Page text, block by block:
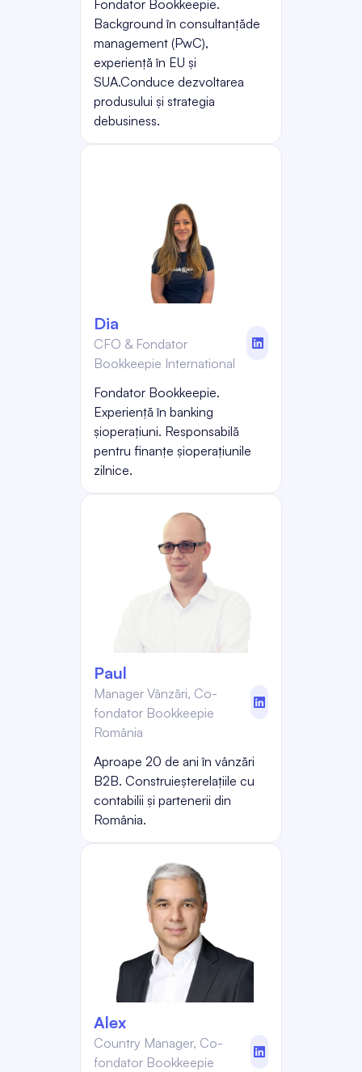
Fondator Bookkeepie.
Background în consultanțăde
management (PwC),
experiență în EU și
SUA.Conduce dezvoltarea
produsului și strategia
debusiness.
Dia
CFO & Fondator
Bookkeepie International
linkedin
Fondator Bookkeepie.
Experiență în banking
șioperațiuni. Responsabilă
pentru finanțe șioperațiunile
zilnice.
Paul
Manager Vânzări, Co-
fondator Bookkeepie
România
linkedin
Aproape 20 de ani în vânzări
B2B. Construieșterelațiile cu
contabilii și partenerii din
România.
Alex
Country Manager, Co-
fondator Bookkeepie
linkedin